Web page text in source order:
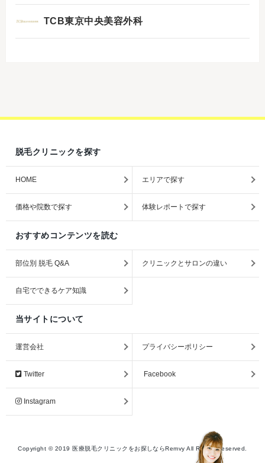
TCB東京中央美容外科
脱毛クリニックを探す
HOME エリアで探す
価格や院数で探す 体験レポートで探す
おすすめコンテンツを読む
部位別 脱毛 Q&A クリニックとサロンの違い
自宅でできるケア知識
当サイトについて
運営会社 プライバシーポリシー
Twitter Facebook
Instagram
Copyright © 2019 医療脱毛クリニックをお探しならRemvy All Rights Reserved.